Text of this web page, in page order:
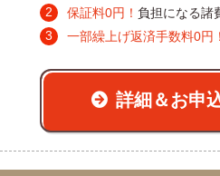
保証料0円！ 負担になる諸
一部繰上げ返済手数料0円！
詳細＆お申